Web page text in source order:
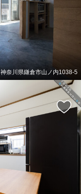
神奈川県鎌倉市山ノ内1038-5